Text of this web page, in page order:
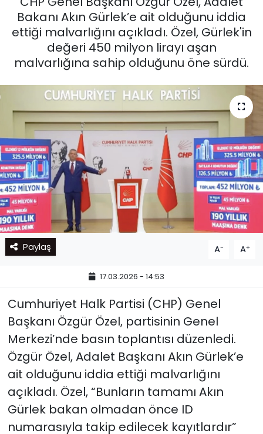
Bakanı Akın Gürlek’e ait olduğunu iddia
ettiği malvarlığını açıkladı. Özel, Gürlek'in
değeri 450 milyon lirayı aşan
malvarlığına sahip olduğunu öne sürdü.
Paylaş A- A+
17.03.2026 - 14:53
Cumhuriyet Halk Partisi (CHP) Genel
Başkanı Özgür Özel, partisinin Genel
Merkezi’nde basın toplantısı düzenledi.
Özgür Özel, Adalet Başkanı Akın Gürlek’e
ait olduğunu iddia ettiği malvarlığını
açıkladı. Özel, “Bunların tamamı Akın
Gürlek bakan olmadan önce ID
numarasıyla takip edilecek kayıtlardır”
Haber Arşivi